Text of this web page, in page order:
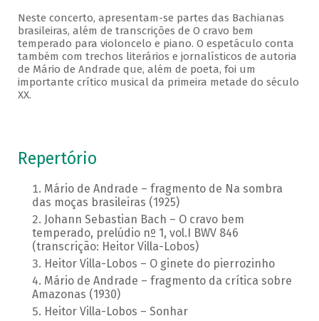
Neste concerto, apresentam-se partes das Bachianas
brasileiras, além de transcrições de O cravo bem
temperado para violoncelo e piano. O espetáculo conta
também com trechos literários e jornalísticos de autoria
de Mário de Andrade que, além de poeta, foi um
importante crítico musical da primeira metade do século
XX.
Repertório
Mário de Andrade – fragmento de Na sombra
das moças brasileiras (1925)
Johann Sebastian Bach – O cravo bem
temperado, prelúdio nº 1, vol.I BWV 846
(transcrição: Heitor Villa-Lobos)
Heitor Villa-Lobos – O ginete do pierrozinho
Mário de Andrade – fragmento da crítica sobre
Amazonas (1930)
Heitor Villa-Lobos – Sonhar